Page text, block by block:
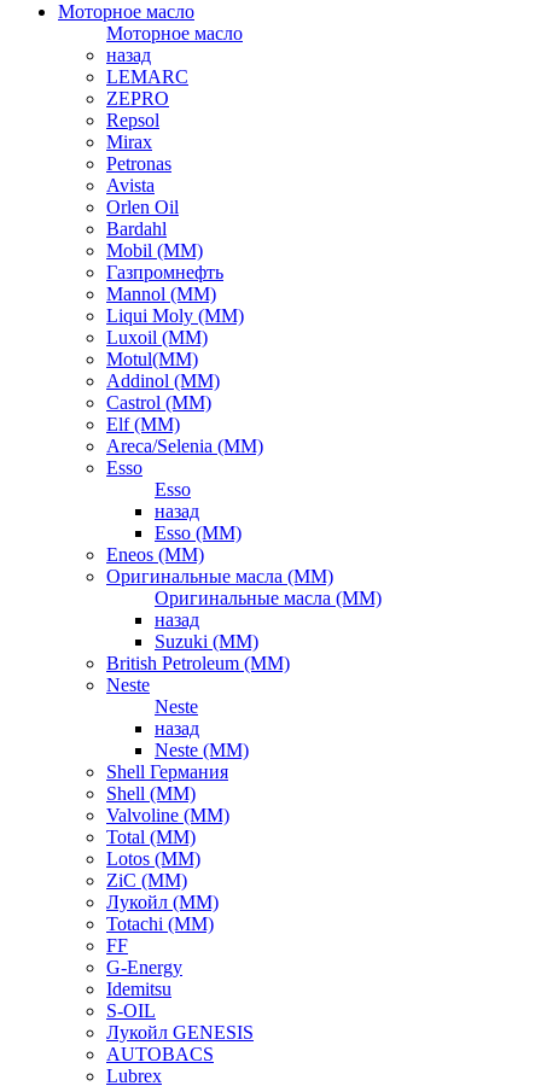
Моторное масло
Моторное масло
назад
LEMARC
ZEPRO
Repsol
Mirax
Petronas
Avista
Orlen Oil
Bardahl
Mobil (ММ)
Газпромнефть
Mannol (ММ)
Liqui Moly (ММ)
Luxoil (ММ)
Motul(ММ)
Addinol (ММ)
Castrol (ММ)
Elf (ММ)
Areca/Selenia (ММ)
Esso
Esso
назад
Esso (ММ)
Eneos (ММ)
Оригинальные масла (ММ)
Оригинальные масла (ММ)
назад
Suzuki (ММ)
British Petroleum (ММ)
Neste
Neste
назад
Neste (ММ)
Shell Германия
Shell (ММ)
Valvoline (ММ)
Total (ММ)
Lotos (ММ)
ZiC (ММ)
Лукойл (ММ)
Totachi (MM)
FF
G-Energy
Idemitsu
S-OIL
Лукойл GENESIS
AUTOBACS
Lubrex